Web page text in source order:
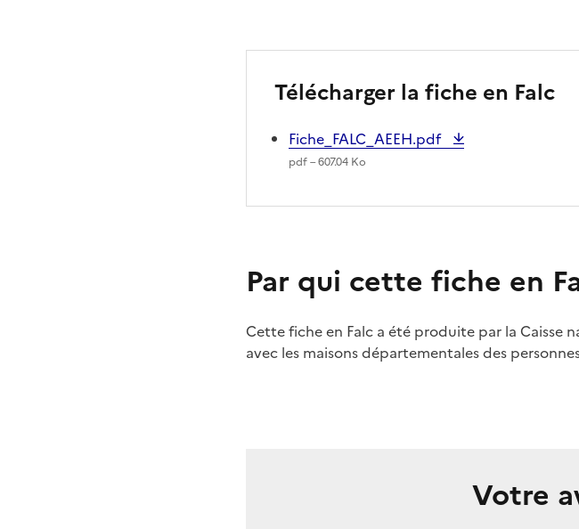
Télécharger la fiche en Falc
Fiche_FALC_AEEH.pdf
pdf – 607.04 Ko
Par qui cette fiche en
Cette fiche en Falc a été produite par la
avec les maisons départementales des
Votre